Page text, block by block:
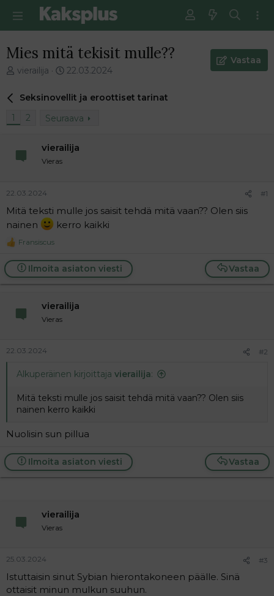
Mies mitä tekisit mulle??
V
e
i
e
t
n
a
l
t
a
vierailija
E
s
m
i
i
e
22.03.2024
Vastaa
Seksinovellit ja eroottiset tarinat
1
2 Seuraava
vierailija
Vieras
22.03.2024 #1
Mitä teksti mulle jos saisit tehdä mitä vaan?? Olen siis
nainen
kerro kaikki
R
a
c
t
Fransiscus
Vastaa
Ilmoita asiaton viesti
vierailija
Vieras
22.03.2024 #2
Alkuperäinen kirjoittaja vierailija:
Mitä teksti mulle jos saisit tehdä mitä vaan?? Olen siis
nainen kerro kaikki
Nuolisin sun pillua
Vastaa
Ilmoita asiaton viesti
vierailija
Vieras
25.03.2024 #3
Istuttaisin sinut Sybian hierontakoneen päälle. Sinä
ottaisit minun mulkun suuhun.